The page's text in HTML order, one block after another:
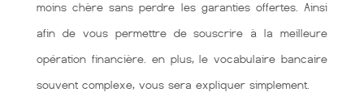
moins chère sans perdre les garanties offertes. Ainsi
afin de vous permettre de souscrire à la meilleure
opération financière. en plus, le vocabulaire bancaire
souvent complexe, vous sera expliquer simplement.